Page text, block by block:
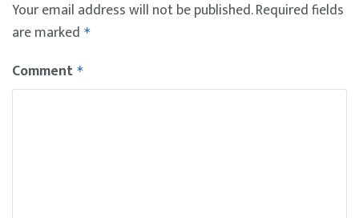
Your email address will not be published.Required fields
are marked *
Comment *